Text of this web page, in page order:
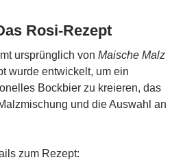
Rosi-Rezept
ursprünglich von Maische Malz
wurde entwickelt, um ein
Bockbier zu kreieren, das
und die Auswahl an
zum Rezept: